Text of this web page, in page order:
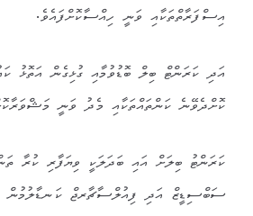
އިސްފަރާތްތަކާއި ވަނީ ހިއްސާކޮށްފައެވެ.
އަދި ކަރަންޓް ބިލް ބޮޑުވުމާއި ގުޅިގެން އަތޮޅު
ކޮށްދެވޭނެ ކަންތައްތަކާއި މެދު ވަނީ
ކަރަންޓު ބިލަށް އައި ބަދަލަކީ ވިޔަފާރި ކުރާ
ސަބްސިޑީޒް އަދި ފިއުލްސާޗާރޖް ކަނޑާލުމުން